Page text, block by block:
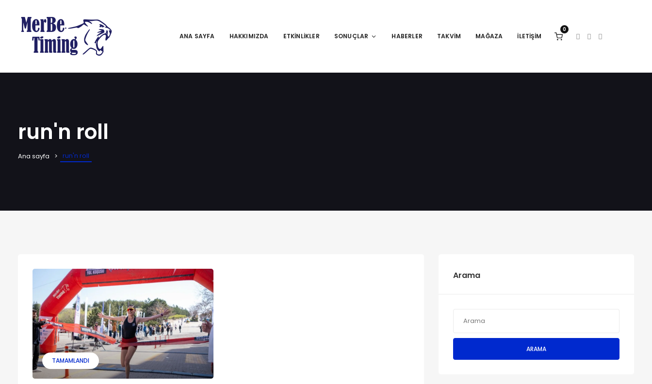
ANA SAYFA HAKKIMIZDA ETKINLIKLER SONUÇLAR HABERLER TAKVIM MAĞAZA İLETIŞIM
0
run'n roll
Ana sayfa run'n roll
TAMAMLANDI
Arama
ARAMA